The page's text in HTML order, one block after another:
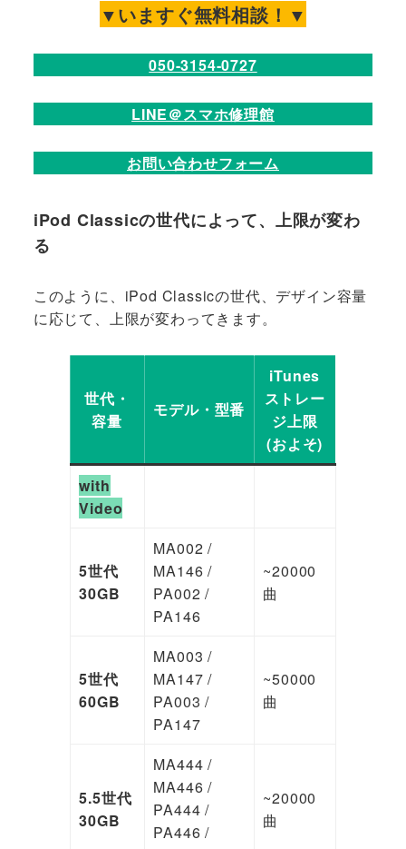
▼いますぐ無料相談！▼
050-3154-0727
LINE＠スマホ修理館
お問い合わせフォーム
iPod Classicの世代によって、上限が変わ
る
このように、iPod Classicの世代、デザイン容量
に応じて、上限が変わってきます。
世代・
容量
モデル・型番
iTunes
ストレー
ジ上限
(およそ)
with
Video
5世代
30GB
MA002 /
MA146 /
PA002 /
PA146
~20000
曲
5世代
60GB
MA003 /
MA147 /
PA003 /
PA147
~50000
曲
5.5世代
30GB
MA444 /
MA446 /
PA444 /
PA446 /
~20000
曲